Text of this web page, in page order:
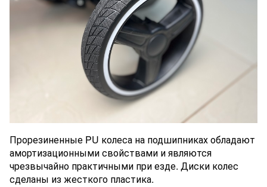
Прорезиненные PU колеса на подшипниках обладают
амортизационными свойствами и являются
чрезвычайно практичными при езде. Диски колес
сделаны из жесткого пластика.